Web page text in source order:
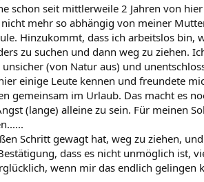
schon seit mittlerweile 2 Jahren von
mehr so abhängig von meiner
Hinzukommt, dass ich arbeitslos bin,
zu suchen und dann weg zu ziehen.
(von Natur aus) und
einige Leute kennen und freundete
gemeinsam im Urlaub. Das macht es
(lange) alleine zu sein. Für meinen
Schritt gewagt hat, weg zu ziehen,
dass es nicht unmöglich ist,
wenn mir das endlich gelingen